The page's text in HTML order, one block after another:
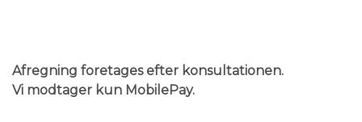
Afregning foretages efter konsultationen.
Vi modtager kun MobilePay.